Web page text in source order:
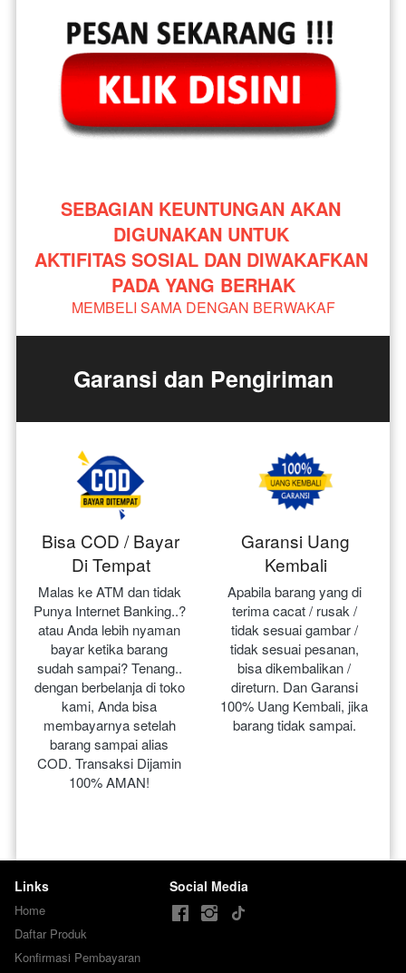
SEBAGIAN KEUNTUNGAN AKAN
DIGUNAKAN UNTUK
AKTIFITAS SOSIAL DAN DIWAKAFKAN
PADA YANG BERHAK
MEMBELI SAMA DENGAN BERWAKAF
Garansi dan Pengiriman
Bisa COD / Bayar
Di Tempat
Malas ke ATM dan tidak
Punya Internet Banking..?
atau Anda lebih nyaman
bayar ketika barang
sudah sampai? Tenang..
dengan berbelanja di toko
kami, Anda bisa
membayarnya setelah
barang sampai alias
COD. Transaksi Dijamin
100% AMAN!
Garansi Uang
Kembali
Apabila barang yang di
terima cacat / rusak /
tidak sesuai gambar /
tidak sesuai pesanan,
bisa dikembalikan /
direturn. Dan Garansi
100% Uang Kembali, jika
barang tidak sampai.
Links
Home
Daftar Produk
Konfirmasi Pembayaran
Social Media